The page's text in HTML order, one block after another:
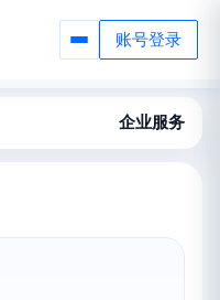
账号登录
企业服务